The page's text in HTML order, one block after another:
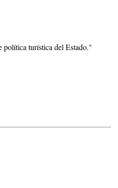
política turística del Estado."